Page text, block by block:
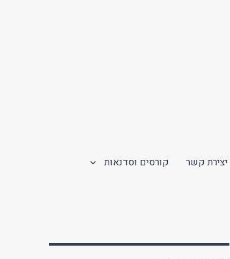
יצירת קשר קורסים וסדנאות